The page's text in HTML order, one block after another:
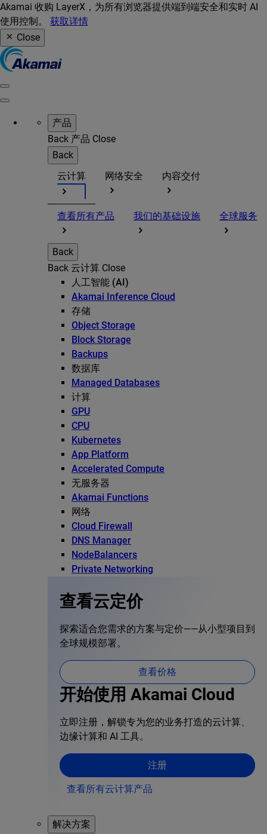
Akamai 收购 LayerX，为所有浏览器提供端到端安全和实时 AI
使用控制。 获取详情
Close
产品
Back 产品 Close
Back
云计算
网络安全 内容交付
查看所有产品 我们的基础设施 全球服务
Back
Back 云计算 Close
人工智能 (AI)
Akamai Inference Cloud
存储
Object Storage
Block Storage
Backups
数据库
Managed Databases
计算
GPU
CPU
Kubernetes
App Platform
Accelerated Compute
无服务器
Akamai Functions
网络
Cloud Firewall
DNS Manager
NodeBalancers
Private Networking
查看云定价
探索适合您需求的方案与定价——从小型项目到
全球规模部署。
查看价格
开始使用 Akamai Cloud
立即注册，解锁专为您的业务打造的云计算、
边缘计算和 AI 工具。
注册
查看所有云计算产品
解决方案